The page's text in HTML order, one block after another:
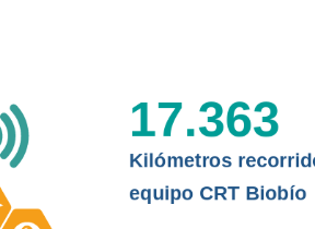
acercando la salud digital a los
Kilómetros
equipo CRT Biobío
17.363